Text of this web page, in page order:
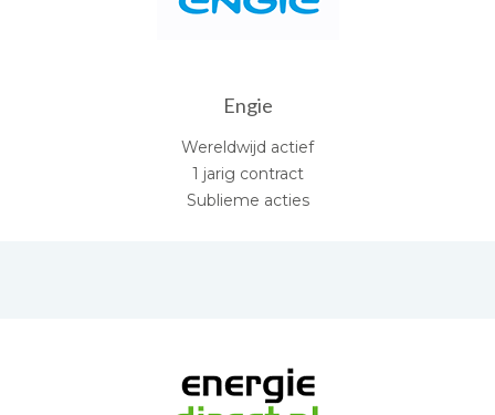
Engie
Wereldwijd actief
1 jarig contract
Sublieme acties